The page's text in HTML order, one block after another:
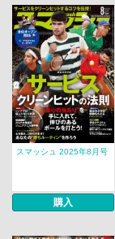
スマッシュ 2025年8月号
購入